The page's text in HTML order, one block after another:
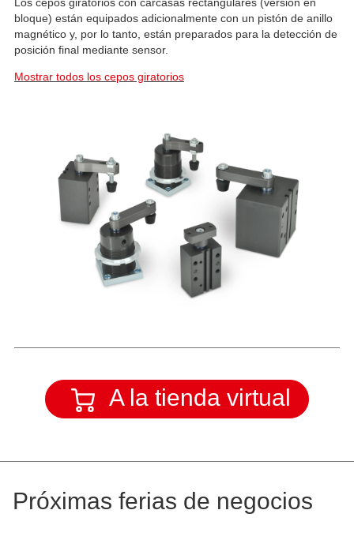
Los cepos giratorios con carcasas rectangulares (versión en
bloque) están equipados adicionalmente con un pistón de anillo
magnético y, por lo tanto, están preparados para la detección de
posición final mediante sensor.
Mostrar todos los cepos giratorios
A la tienda virtual
Próximas ferias de negocios